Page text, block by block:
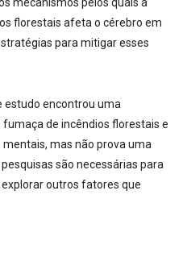
mecanismos pelos quais a
florestais afeta o cérebro em
para mitigar esses
estudo encontrou uma
de incêndios florestais e
mas não prova uma
são necessárias para
outros fatores que